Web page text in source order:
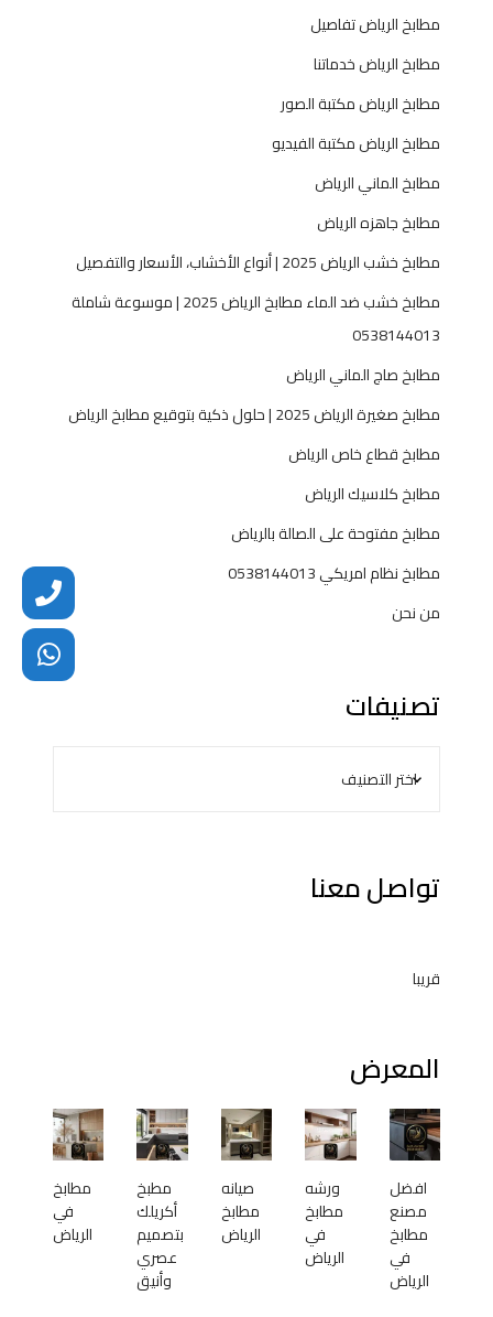
مطابخ الرياض تفاصيل
مطابخ الرياض خدماتنا
مطابخ الرياض مكتبة الصور
مطابخ الرياض مكتبة الفيديو
مطابخ الماني الرياض
مطابخ جاهزه الرياض
مطابخ خشب الرياض 2025 | أنواع الأخشاب، الأسعار والتفصيل
مطابخ خشب ضد الماء مطابخ الرياض 2025 | موسوعة شاملة
0538144013
مطابخ صاج الماني الرياض
مطابخ صغيرة الرياض 2025 | حلول ذكية بتوقيع مطابخ الرياض
مطابخ قطاع خاص الرياض
مطابخ كلاسيك الرياض
مطابخ مفتوحة على الصالة بالرياض
مطابخ نظام امريكي 0538144013
من نحن
تصنيفات
تواصل معنا
قريبا
المعرض
افضل
مصنع
مطابخ
في
الرياض
ورشه
مطابخ
في
الرياض
صيانه
مطابخ
الرياض
مطبخ
أكريلك
بتصميم
عصري
وأنيق
مطابخ
في
الرياض